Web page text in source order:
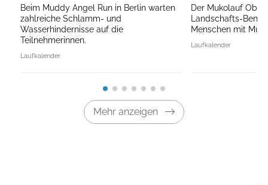
Beim Muddy Angel Run in Berlin warten
zahlreiche Schlamm- und
Wasserhindernisse auf die
Teilnehmerinnen.
Laufkalender
Der Mukolauf
Landschafts-
Menschen mit
Laufkalender
Mehr anzeigen